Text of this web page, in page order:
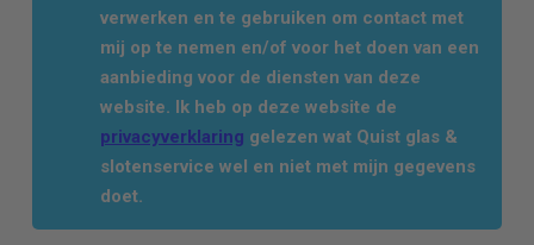
verwerken en te gebruiken om contact met
mij op te nemen en/of voor het doen van een
aanbieding voor de diensten van deze
website. Ik heb op deze website de
privacyverklaring gelezen wat Quist glas &
slotenservice wel en niet met mijn gegevens
doet.